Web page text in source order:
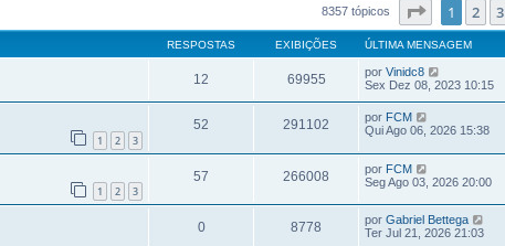
8357 tópicos Página1 de
1 2 3
RESPOSTAS EXIBIÇÕES ÚLTIMA MENSAGEM
12 69955 por Vinidc8
Sex Dez 08, 2023 10:15
1 2 3
52 291102 por FCM
Qui Ago 06, 2026 15:38
1 2 3
57 266008 por FCM
Seg Ago 03, 2026 20:00
0 8778 por Gabriel Bettega
Ter Jul 21, 2026 21:03